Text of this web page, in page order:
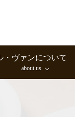
・ヴァンについて
about us